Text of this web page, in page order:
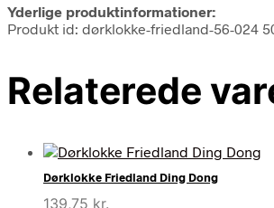
Yderlige produktinformationer:
Produkt id: dørklokke-friedland-56-024
Relaterede
Dørklokke Friedland Ding Dong
139,75 kr.